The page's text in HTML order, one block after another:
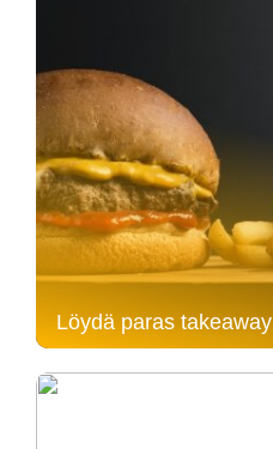
Löydä paras takeaway